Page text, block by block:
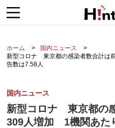
ホーム
国内ニュース
新型コロナ 東京都の感染者数合計は
告数は7.58人
国内ニュース
新型コロナ 東京都の
309人増加 1機関あた